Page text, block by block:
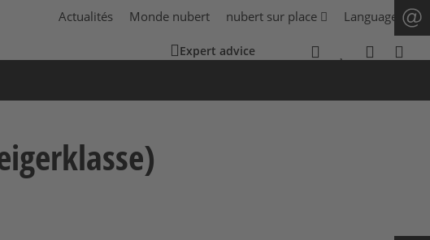
Actualités Monde nubert nubert sur place Language
Expert advice